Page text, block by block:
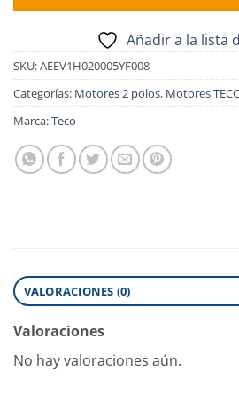
Añadir a la lista
SKU:AEEV1H020005YF008
Categorías: Motores 2 polos, Motores
Marca:Teco
VALORACIONES (0)
Valoraciones
No hay valoraciones aún.